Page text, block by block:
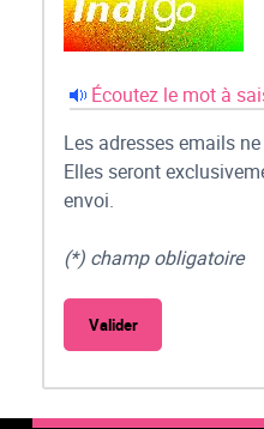
Écoutez le mot à
Les adresses emails
Elles seront
envoi.
(*) champ obligatoire